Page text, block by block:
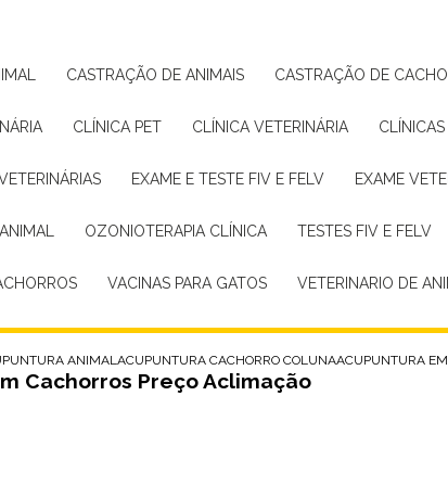
CASTRAÇÃO DE ANIMAIS CASTRAÇÃO DE
CLÍNICA PET CLÍNICA VETERINÁRIA
EXAME E TESTE FIV E FELV EXAME
OZONIOTERAPIA CLÍNICA TESTES FIV E FELV
VACINAS PARA GATOS VETERINARIO DE
ANIMALACUPUNTURA CACHORRO COLUNAACUPUNTURA
Cachorros Preço Aclimação